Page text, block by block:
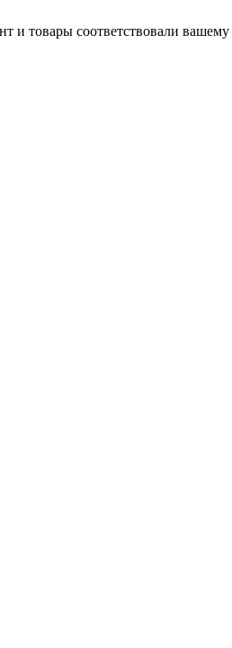
и товары соответствовали